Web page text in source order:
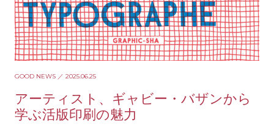
GOOD NEWS ／ 2025.06.25
アーティスト、ギャビー・バザンから
学ぶ活版印刷の魅力